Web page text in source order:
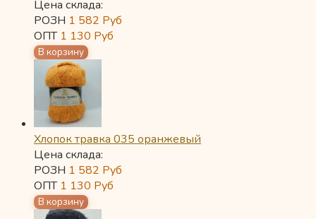
Цена склада:
РОЗН 1 582 Руб
ОПТ 1 130 Руб
Хлопок травка 035 оранжевый
Цена склада:
РОЗН 1 582 Руб
ОПТ 1 130 Руб